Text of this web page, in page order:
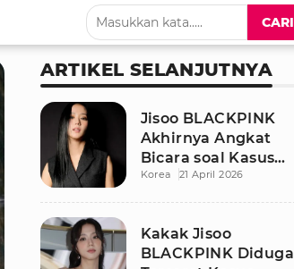
CARI
ARTIKEL SELANJUTNYA
Jisoo BLACKPINK
Akhirnya Angkat
Bicara soal Kasus
Dugaan Pelecehan
Korea 21 April 2026
Kakak Jisoo
BLACKPINK Diduga